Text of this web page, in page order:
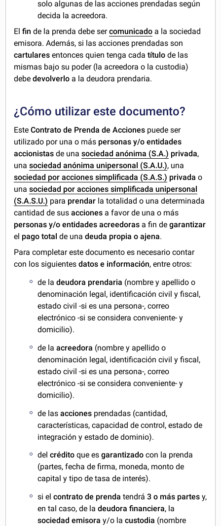
solo algunas de las acciones prendadas según
decida la acreedora.
Elfin de la prenda debe sercomunicado a la sociedad
emisora. Además, si las acciones prendadas son
cartulares entonces quien tenga cadatítulo de las
mismas bajo su poder (la acreedora o la custodia)
debedevolverlo a la deudora prendaria.
¿Cómo utilizar este documento?
Este Contrato de Prenda de Acciones puede ser
utilizado por una o más personas y/o entidades
accionistas de unasociedad anónima (S.A.) privada,
unasociedad anónima unipersonal (S.A.U.), una
sociedad por acciones simplificada (S.A.S.) privada o
unasociedad por acciones simplificada unipersonal
(S.A.S.U.) para prendar la totalidad o una determinada
cantidad de susacciones a favor de una o más
personas y/o entidades acreedoras a fin degarantizar
el pago total de unadeuda propia o ajena.
Para completar este documento es necesario contar
con los siguientesdatos e información, entre otros:
de ladeudora prendaria (nombre y apellido o
denominación legal, identificación civil y fiscal,
estado civil -si es una persona-, correo
electrónico -si se considera conveniente- y
domicilio).
de laacreedora (nombre y apellido o
denominación legal, identificación civil y fiscal,
estado civil -si es una persona-, correo
electrónico -si se considera conveniente- y
domicilio).
de lasacciones prendadas (cantidad,
características, capacidad de control, estado de
integración y estado de dominio).
delcréditoque es garantizado con la prenda
(partes, fecha de firma, moneda, monto de
capital y tipo de tasa de interés).
si elcontrato de prenda tendrá3 o más partes y,
en tal caso, de ladeudora financiera, la
sociedad emisora y/o lacustodia (nombre